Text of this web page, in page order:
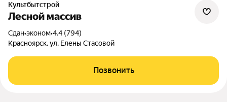
Культбытстрой
Лесной массив
Сдан•эконом•4.4 (794)
Красноярск,ул. Елены Стасовой
Позвонить